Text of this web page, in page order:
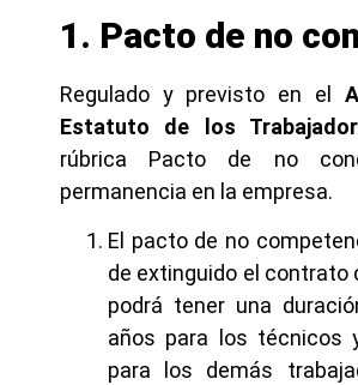
1. Pacto de no
Regulado y previsto en el
Estatuto de los
rúbrica Pacto de no
permanencia en la empresa.
El pacto de no
de extinguido el contrato
podrá tener una
años para los técnicos
para los demás